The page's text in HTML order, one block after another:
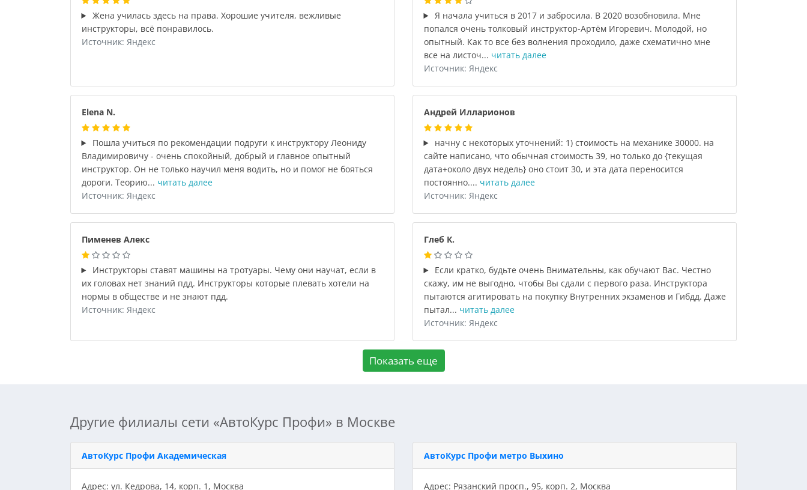
Жена училась здесь на права. Хорошие учителя, вежливые
инструкторы, всё понравилось.
Источник: Яндекс
Я начала учиться в 2017 и забросила. В 2020 возобновила. Мне
попался очень толковый инструктор-Артём Игоревич. Молодой, но
опытный. Как то все без волнения проходило, даже схематично мне
все на листоч... читать далее
Источник: Яндекс
Elena N.
Пошла учиться по рекомендации подруги к инструктору Леониду
Владимировичу - очень спокойный, добрый и главное опытный
инструктор. Он не только научил меня водить, но и помог не бояться
дороги. Теорию... читать далее
Источник: Яндекс
Андрей Илларионов
начну с некоторых уточнений: 1) стоимость на механике 30000. на
сайте написано, что обычная стоимость 39, но только до {текущая
дата+около двух недель} оно стоит 30, и эта дата переносится
постоянно.... читать далее
Источник: Яндекс
Пименев Алекс
Инструкторы ставят машины на тротуары. Чему они научат, если в
их головах нет знаний пдд. Инструкторы которые плевать хотели на
нормы в обществе и не знают пдд.
Источник: Яндекс
Глеб К.
Если кратко, будьте очень Внимательны, как обучают Вас. Честно
скажу, им не выгодно, чтобы Вы сдали с первого раза. Инструктора
пытаются агитировать на покупку Внутренних экзаменов и Гибдд. Даже
пытал... читать далее
Источник: Яндекс
Показать еще
Другие филиалы сети «АвтоКурс Профи» в Москве
АвтоКурс Профи Академическая
Адрес: ул. Кедрова, 14, корп. 1, Москва
АвтоКурс Профи метро Выхино
Адрес: Рязанский просп., 95, корп. 2, Москва